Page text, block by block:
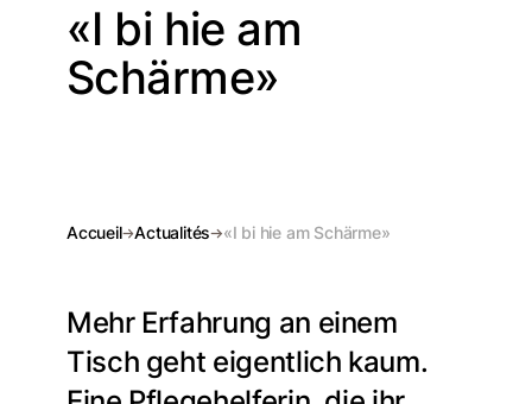
«I bi hie am
Schärme»
Accueil Actualités «I bi hie am Schärme»
Mehr Erfahrung an einem
Tisch geht eigentlich kaum.